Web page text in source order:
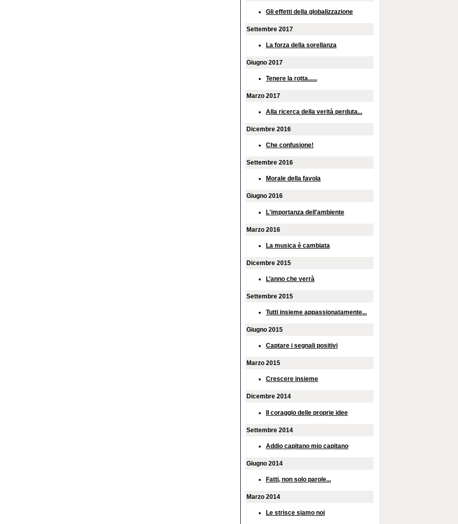
Gli effetti della globalizzazione
Settembre 2017
La forza della sorellanza
Giugno 2017
Tenere la rotta......
Marzo 2017
Alla ricerca della verità perduta...
Dicembre 2016
Che confusione!
Settembre 2016
Morale della favola
Giugno 2016
L'importanza dell'ambiente
Marzo 2016
La musica è cambiata
Dicembre 2015
L’anno che verrà
Settembre 2015
Tutti insieme appassionatamente...
Giugno 2015
Captare i segnali positivi
Marzo 2015
Crescere insieme
Dicembre 2014
Il coraggio delle proprie idee
Settembre 2014
Addio capitano mio capitano
Giugno 2014
Fatti, non solo parole...
Marzo 2014
Le strisce siamo noi